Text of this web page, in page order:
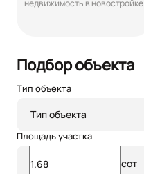
недвижимость в новостройке
Подбор объекта
Тип объекта
Тип объекта
Площадь участка
сот